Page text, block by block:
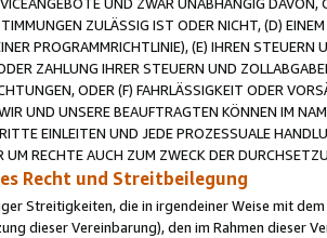
ZULÄSSIG IST ODER NICHT, (D)
PROGRAMMRICHTLINIE), (E) IHREN
ZAHLUNG IHRER STEUERN UND
ODER (F) FAHRLÄSSIGKEIT ODER
UND UNSERE BEAUFTRAGTEN KÖNNEN IM
EINLEITEN UND JEDE PROZESSUALE
UM RECHTE AUCH ZUM ZWECK DER
Recht und Streitbeilegung
Streitigkeiten, die in irgendeiner Weise mit
dieser Vereinbarung), den im Rahmen dieser